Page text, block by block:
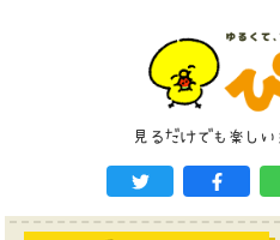
見るだけでも楽し